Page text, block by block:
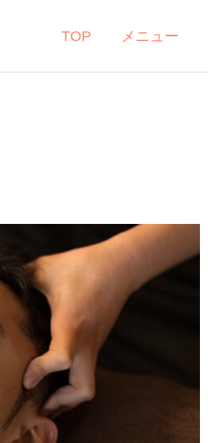
TOP メニュー